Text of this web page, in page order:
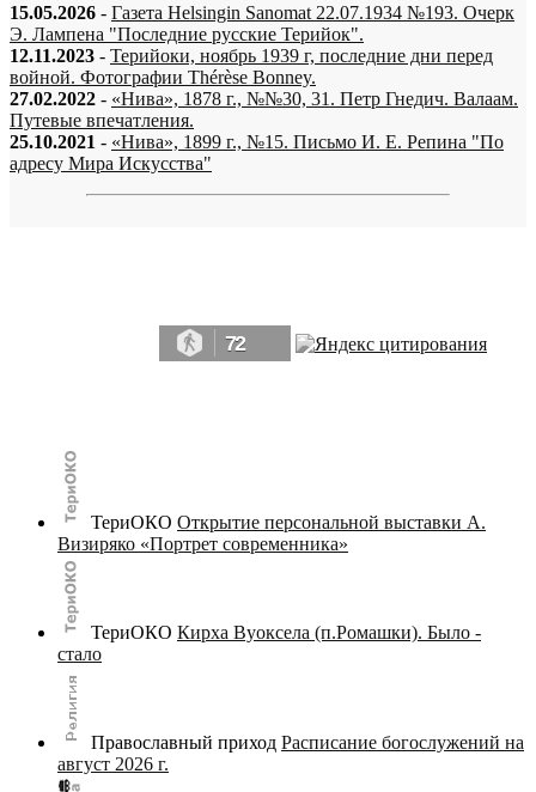
15.05.2026 - Газета Helsingin Sanomat 22.07.1934 №193. Очерк
Э. Лампена "Последние русские Терийок".
12.11.2023 - Терийоки, ноябрь 1939 г, последние дни перед
войной. Фотографии Thérèse Bonney.
27.02.2022 - «Нива», 1878 г., №№30, 31. Петр Гнедич. Валаам.
Путевые впечатления.
25.10.2021 - «Нива», 1899 г., №15. Письмо И. Е. Репина "По
адресу Мира Искусства"
72
ТериОКО Открытие персональной выставки А.
Визиряко «Портрет современника»
ТериОКО Кирха Вуоксела (п.Ромашки). Было -
стало
Православный приход Расписание богослужений на
август 2026 г.